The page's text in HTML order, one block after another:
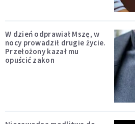
W dzień odprawiał Mszę, w
nocy prowadził drugie życie.
Przełożony kazał mu
opuścić zakon